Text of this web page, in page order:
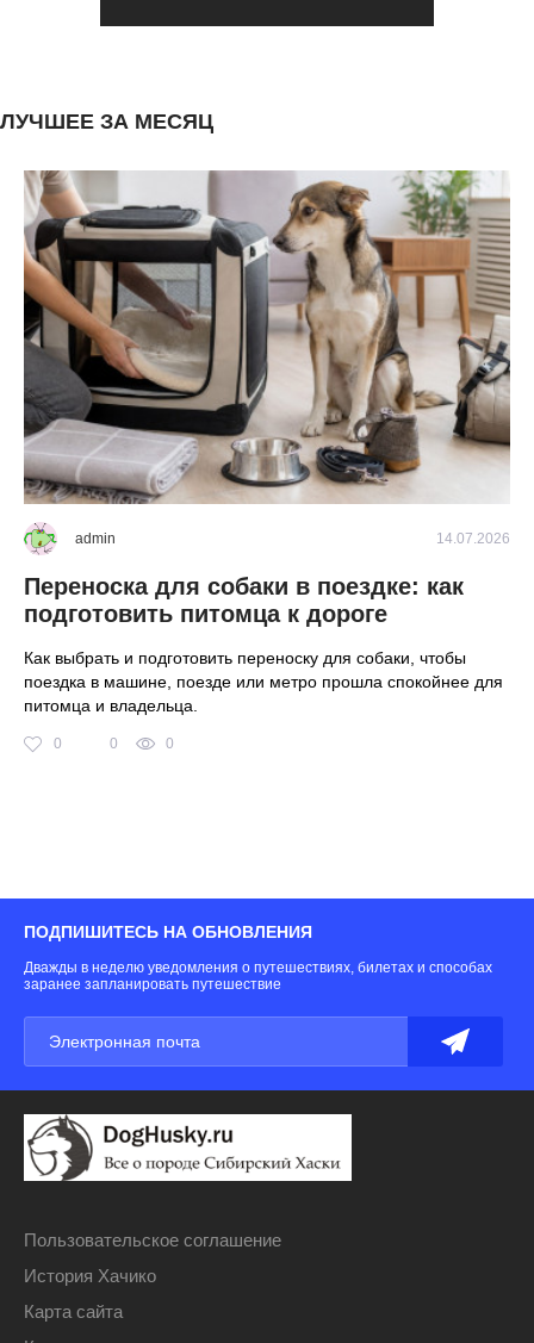
ЛУЧШЕЕ ЗА МЕСЯЦ
admin 14.07.2026
Переноска для собаки в поездке: как
подготовить питомца к дороге
Как выбрать и подготовить переноску для собаки, чтобы
поездка в машине, поезде или метро прошла спокойнее для
питомца и владельца.
0 0 0
ПОДПИШИТЕСЬ НА ОБНОВЛЕНИЯ
Дважды в неделю уведомления о путешествиях, билетах и способах
заранее запланировать путешествие
Пользовательское соглашение
История Хачико
Карта сайта